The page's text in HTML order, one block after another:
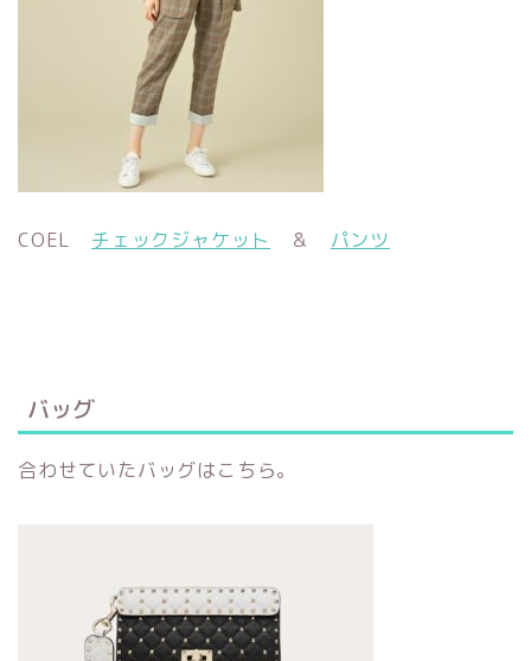
COEL チェックジャケット ＆ パンツ
バッグ
合わせていたバッグはこちら。